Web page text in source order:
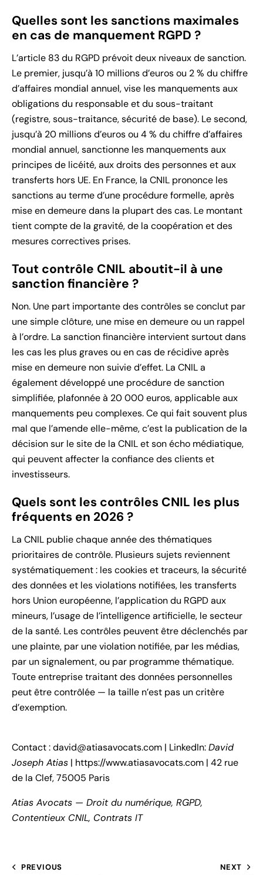
Quelles sont les sanctions maximales
en cas de manquement RGPD ?
L’article 83 du RGPD prévoit deux niveaux de sanction.
Le premier, jusqu’à 10 millions d’euros ou 2 % du chiffre
d’affaires mondial annuel, vise les manquements aux
obligations du responsable et du sous-traitant
(registre, sous-traitance, sécurité de base). Le second,
jusqu’à 20 millions d’euros ou 4 % du chiffre d’affaires
mondial annuel, sanctionne les manquements aux
principes de licéité, aux droits des personnes et aux
transferts hors UE. En France, la CNIL prononce les
sanctions au terme d’une procédure formelle, après
mise en demeure dans la plupart des cas. Le montant
tient compte de la gravité, de la coopération et des
mesures correctives prises.
Tout contrôle CNIL aboutit-il à une
sanction financière ?
Non. Une part importante des contrôles se conclut par
une simple clôture, une mise en demeure ou un rappel
à l’ordre. La sanction financière intervient surtout dans
les cas les plus graves ou en cas de récidive après
mise en demeure non suivie d’effet. La CNIL a
également développé une procédure de sanction
simplifiée, plafonnée à 20 000 euros, applicable aux
manquements peu complexes. Ce qui fait souvent plus
mal que l’amende elle-même, c’est la publication de la
décision sur le site de la CNIL et son écho médiatique,
qui peuvent affecter la confiance des clients et
investisseurs.
Quels sont les contrôles CNIL les plus
fréquents en 2026 ?
La CNIL publie chaque année des thématiques
prioritaires de contrôle. Plusieurs sujets reviennent
systématiquement : les cookies et traceurs, la sécurité
des données et les violations notifiées, les transferts
hors Union européenne, l’application du RGPD aux
mineurs, l’usage de l’intelligence artificielle, le secteur
de la santé. Les contrôles peuvent être déclenchés par
une plainte, par une violation notifiée, par les médias,
par un signalement, ou par programme thématique.
Toute entreprise traitant des données personnelles
peut être contrôlée — la taille n’est pas un critère
d’exemption.
Contact :david@atiasavocats.com | LinkedIn:David
Joseph Atias | https://www.atiasavocats.com | 42 rue
de la Clef, 75005 Paris
Atias Avocats — Droit du numérique, RGPD,
Contentieux CNIL, Contrats IT
PREVIOUS NEXT